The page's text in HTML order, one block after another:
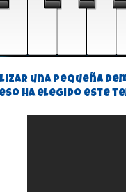
una pequeña
ha elegido este